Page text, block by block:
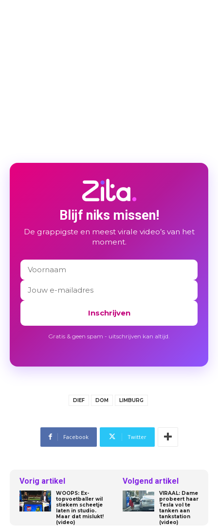
Blijf niks missen!
De grappigste en meest virale video’s van het
moment.
Inschrijven
Gratis & geen spam - uitschrijven kan altijd.
DIEF DOM LIMBURG
Facebook Twitter
Vorig artikel
WOOPS: Ex-
topvoetballer wil
stiekem scheetje
laten in studio.
Maar dat mislukt!
(video)
Volgend artikel
VIRAAL: Dame
probeert haar
Tesla vol te
tanken aan
tankstation
(video)